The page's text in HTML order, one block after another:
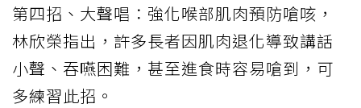
第四招、大聲唱：強化喉部肌肉預防嗆咳，
林欣榮指出，許多長者因肌肉退化導致講話
小聲、吞嚥困難，甚至進食時容易嗆到，可
多練習此招。